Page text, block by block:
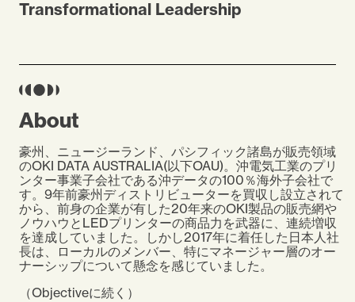
Transformational Leadership
About
豪州、ニュージーランド、パシフィック諸島が販売領域
のOKI DATA AUSTRALIA(以下OAU)。沖電気工業のプリ
ンター事業子会社である沖データの100％海外子会社で
す。9年前豪州ディストリビューターを買収し設立されて
から、前身の企業が有した20年来のOKI製品の販売網や
ノウハウとLEDプリンターの商品力を武器に、連続増収
を達成していました。しかし2017年に着任した日本人社
長は、ローカルのメンバー、特にマネージャー層のオー
ナーシップについて懸念を感じていました。
（Objectiveに続く）